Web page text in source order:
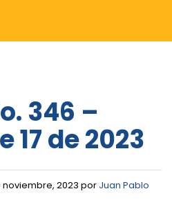
346 –
17 de 2023
2023 por Juan Pablo